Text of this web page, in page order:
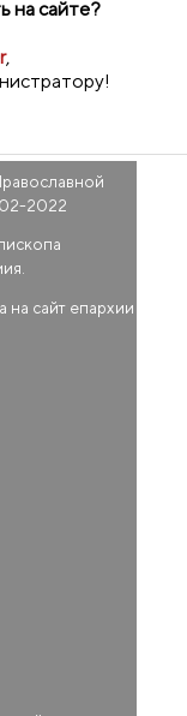
на сайте?
,
2022
на сайт епархии